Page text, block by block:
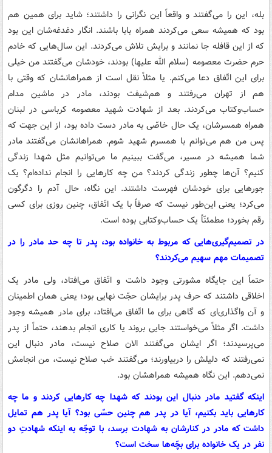
بله، این را می‌گفتند و واقعاً این نگرانی را داشتند؛ شاید برای همین هم
بود که همیشه سعی می‌کردند همراه بابا باشند. انگار دغدغه‌شان این بود
که از این قافله جا نمانند و برایش تلاش می‌کردند. این سال‌هایی که خادم
حرم حضرت معصومه (سلام الله علیها) بودند، خودشان می‌گفتند من خیلی
برای این اتّفاق دعا می‌کنم. یا مثلاً نقل است از همراهانشان که وقتی با
هم از تهران می‌رفتند و هم‌شیفت بودند، مادر در ماشین مدام
حساب‌وکتاب می‌کردند. بعد از شهادت شهید معصومه کرباسی در لبنان
همراه همسرشان، یک حال خاصّی به مادر دست داده بود، از این جهت که
پس من هم می‌توانم با همسرم شهید شوم. همراهانشان می‌گفتند مادر
شما همیشه در مسیر، می‌گفت ببینیم ما می‌توانیم مثل شهدا زندگی
کنیم؟ آن‌ها چطور زندگی کردند؟ من چه کارهایی را انجام نداده‌ام؟ یک
جورهایی برای خودشان فهرست داشتند. این نگاه، حال آدم را دگرگون
می‌کرد؛ یعنی این‌طور نیست که صرفاً با یک اتّفاق، چنین روزی برای کسی
رقم بخورد؛ مطمئنّاً یک حساب‌وکتابی بوده است.
در تصمیم‌گیری‌هایی که مربوط به خانواده بود، پدر تا چه حد مادر را در
تصمیمات مهم سهیم می‌کردند؟
حتماً این جایگاه مشورتی وجود داشت و اتّفاق می‌افتاد، ولی مادر یک
اخلاقی داشتند که حرف پدر برایشان حجّت نهایی بود؛ یعنی همان اطمینان
و آن واگذاری‌ای که گاهی برای ما اتّفاق می‌افتاد، برای مادر همیشه وجود
داشت. اگر مثلاً می‌خواستند جایی بروند یا کاری انجام بدهند، حتماً از پدر
می‌پرسیدند؛ اگر ایشان می‌گفتند الان صلاح نیست، مادر دنبال این
نمی‌رفتند که دلیلش را دربیاورند؛ می‌گفتند خب صلاح نیست، من انجامش
نمی‌دهم. این نگاه همیشه همراهشان بود.
اینکه گفتید مادر دنبال این بودند که شهدا چه کارهایی کردند و ما چه
کارهایی باید بکنیم، آیا در پدر هم چنین حسّی بود؟ آیا پدر هم تمایل
داشت که مادر در کنارشان به شهادت برسد، با توجّه به اینکه شهادتِ دو
نفر در یک خانواده برای بچّه‌ها سخت است؟